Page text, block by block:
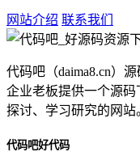
网站介绍 联系我们
代码吧（daima8.cn）
企业老板提供一个源
探讨、学习研究的网站
代码吧好代码